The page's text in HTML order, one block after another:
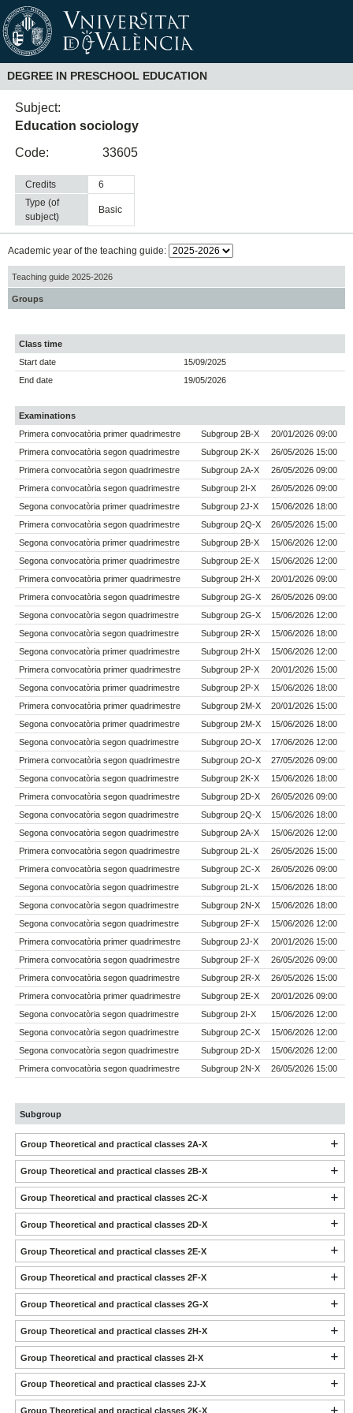
DEGREE IN PRESCHOOL EDUCATION
Subject:
Education sociology
Code:
33605
Credits
6
Type (of
subject)
basic
Academic year of the teaching guide:
Teaching guide 2025-2026
Groups
Class time
Start date
15/09/2025
End date
19/05/2026
Examinations
Primera convocatòria primer quadrimestre
Subgroup 2B-X
20/01/2026 09:00
Primera convocatòria segon quadrimestre
Subgroup 2K-X
26/05/2026 15:00
Primera convocatòria segon quadrimestre
Subgroup 2A-X
26/05/2026 09:00
Primera convocatòria segon quadrimestre
Subgroup 2I-X
26/05/2026 09:00
Segona convocatòria primer quadrimestre
Subgroup 2J-X
15/06/2026 18:00
Primera convocatòria segon quadrimestre
Subgroup 2Q-X
26/05/2026 15:00
Segona convocatòria primer quadrimestre
Subgroup 2B-X
15/06/2026 12:00
Segona convocatòria primer quadrimestre
Subgroup 2E-X
15/06/2026 12:00
Primera convocatòria primer quadrimestre
Subgroup 2H-X
20/01/2026 09:00
Primera convocatòria segon quadrimestre
Subgroup 2G-X
26/05/2026 09:00
Segona convocatòria segon quadrimestre
Subgroup 2G-X
15/06/2026 12:00
Segona convocatòria segon quadrimestre
Subgroup 2R-X
15/06/2026 18:00
Segona convocatòria primer quadrimestre
Subgroup 2H-X
15/06/2026 12:00
Primera convocatòria primer quadrimestre
Subgroup 2P-X
20/01/2026 15:00
Segona convocatòria primer quadrimestre
Subgroup 2P-X
15/06/2026 18:00
Primera convocatòria primer quadrimestre
Subgroup 2M-X
20/01/2026 15:00
Segona convocatòria primer quadrimestre
Subgroup 2M-X
15/06/2026 18:00
Segona convocatòria segon quadrimestre
Subgroup 2O-X
17/06/2026 12:00
Primera convocatòria segon quadrimestre
Subgroup 2O-X
27/05/2026 09:00
Segona convocatòria segon quadrimestre
Subgroup 2K-X
15/06/2026 18:00
Primera convocatòria segon quadrimestre
Subgroup 2D-X
26/05/2026 09:00
Segona convocatòria segon quadrimestre
Subgroup 2Q-X
15/06/2026 18:00
Segona convocatòria segon quadrimestre
Subgroup 2A-X
15/06/2026 12:00
Primera convocatòria segon quadrimestre
Subgroup 2L-X
26/05/2026 15:00
Primera convocatòria segon quadrimestre
Subgroup 2C-X
26/05/2026 09:00
Segona convocatòria segon quadrimestre
Subgroup 2L-X
15/06/2026 18:00
Segona convocatòria segon quadrimestre
Subgroup 2N-X
15/06/2026 18:00
Segona convocatòria segon quadrimestre
Subgroup 2F-X
15/06/2026 12:00
Primera convocatòria primer quadrimestre
Subgroup 2J-X
20/01/2026 15:00
Primera convocatòria segon quadrimestre
Subgroup 2F-X
26/05/2026 09:00
Primera convocatòria segon quadrimestre
Subgroup 2R-X
26/05/2026 15:00
Primera convocatòria primer quadrimestre
Subgroup 2E-X
20/01/2026 09:00
Segona convocatòria segon quadrimestre
Subgroup 2I-X
15/06/2026 12:00
Segona convocatòria segon quadrimestre
Subgroup 2C-X
15/06/2026 12:00
Segona convocatòria segon quadrimestre
Subgroup 2D-X
15/06/2026 12:00
Primera convocatòria segon quadrimestre
Subgroup 2N-X 26/05/2026 15:00
Subgroup
Group Theoretical and practical classes 2A-X
Group Theoretical and practical classes 2B-X
Group Theoretical and practical classes 2C-X
Group Theoretical and practical classes 2D-X
Group Theoretical and practical classes 2E-X
Group Theoretical and practical classes 2F-X
Group Theoretical and practical classes 2G-X
Group Theoretical and practical classes 2H-X
Group Theoretical and practical classes 2I-X
Group Theoretical and practical classes 2J-X
Group Theoretical and practical classes 2K-X